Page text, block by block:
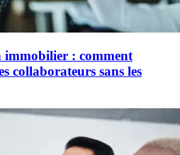
immobilier : comment
collaborateurs sans les